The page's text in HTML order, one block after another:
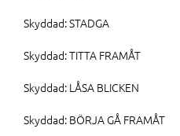
Skyddad: STADGA
Skyddad: TITTA FRAMÅT
Skyddad: LÅSA BLICKEN
Skyddad: BÖRJA GÅ FRAMÅT